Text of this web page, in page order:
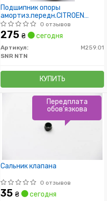
Подшипник опоры
амортиз.передн.CITROEN
BERLINGO:PEUGEOT 205-
505:RENAULT
9,11,19,21,MEGANE:VOLVO 440
0 отзывов
275 ₴ сегодня
Артикул:
M259.01
SNR NTN
КУПИТЬ
Сальник клапана
0 отзывов
35 ₴ сегодня
Передплата
обов'язкова